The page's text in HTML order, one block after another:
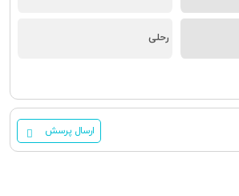
رحلی
ارسال پرسش